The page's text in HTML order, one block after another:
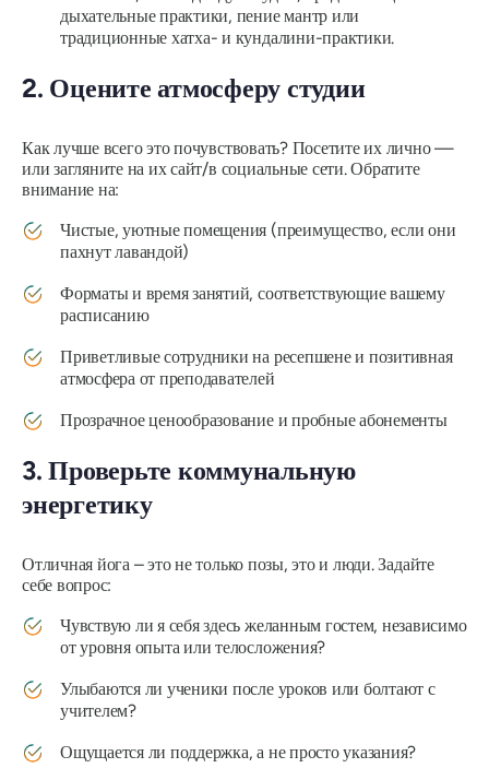
дыхательные практики, пение мантр или
традиционные хатха- и кундалини-практики.
2. Оцените атмосферу студии
Как лучше всего это почувствовать? Посетите их лично —
или загляните на их сайт/в социальные сети. Обратите
внимание на:
Чистые, уютные помещения (преимущество, если они
пахнут лавандой)
Форматы и время занятий, соответствующие вашему
расписанию
Приветливые сотрудники на ресепшене и позитивная
атмосфера от преподавателей
Прозрачное ценообразование и пробные абонементы
3. Проверьте коммунальную
энергетику
Отличная йога – это не только позы, это и люди. Задайте
себе вопрос:
Чувствую ли я себя здесь желанным гостем, независимо
от уровня опыта или телосложения?
Улыбаются ли ученики после уроков или болтают с
учителем?
Ощущается ли поддержка, а не просто указания?